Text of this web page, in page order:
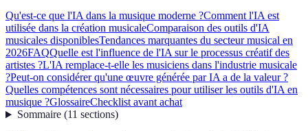
Qu'est-ce que l'IA dans la musique moderne ?Comment l'IA est
utilisée dans la création musicaleComparaison des outils d'IA
musicales disponiblesTendances marquantes du secteur musical en
2026FAQQuelle est l'influence de l'IA sur le processus créatif des
artistes ?L'IA remplace-t-elle les musiciens dans l'industrie musicale
?Peut-on considérer qu'une œuvre générée par IA a de la valeur ?
Quelles compétences sont nécessaires pour utiliser les outils d'IA en
musique ?GlossaireChecklist avant achat
Sommaire(11 sections)